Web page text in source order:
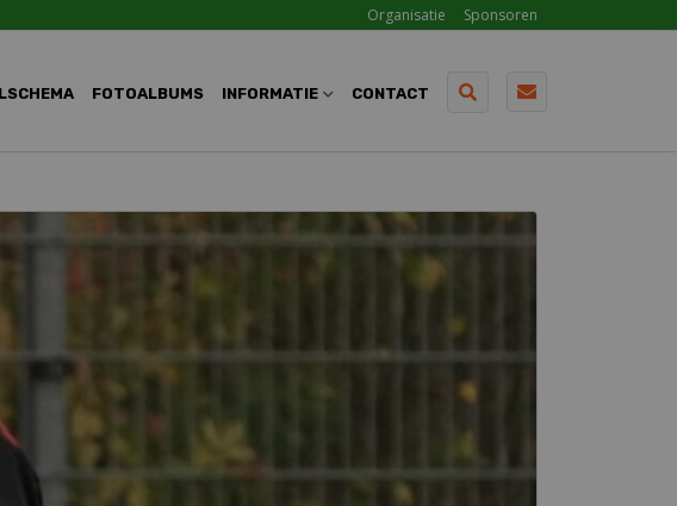
Organisatie Sponsoren
FOTOALBUMS INFORMATIE CONTACT